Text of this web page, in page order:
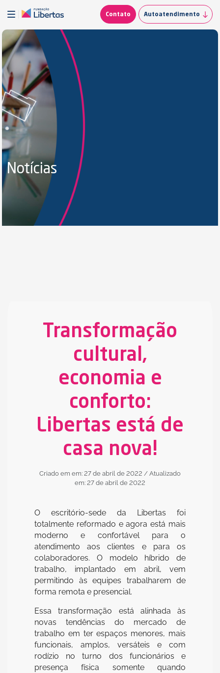
Contato Autoatendimento
Notícias
Transformação
cultural,
economia e
conforto:
Libertas está de
casa nova!
Criado em em: 27 de abril de 2022 / Atualizado
em: 27 de abril de 2022
O escritório-sede da Libertas foi
totalmente reformado e agora está mais
moderno e confortável para o
atendimento aos clientes e para os
colaboradores. O modelo híbrido de
trabalho, implantado em abril, vem
permitindo às equipes trabalharem de
forma remota e presencial.
Essa transformação está alinhada às
novas tendências do mercado de
trabalho em ter espaços menores, mais
funcionais, amplos, versáteis e com
rodízio no turno dos funcionários e
presença física somente quando